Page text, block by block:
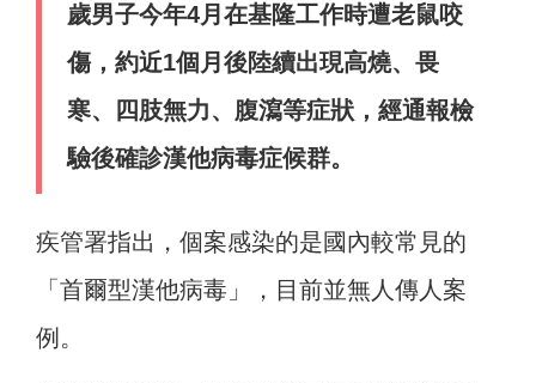
歲男子今年4月在基隆工作時遭老鼠咬
傷，約近1個月後陸續出現高燒、畏
寒、四肢無力、腹瀉等症狀，經通報檢
驗後確診漢他病毒症候群。
疾管署指出，個案感染的是國內較常見的
「首爾型漢他病毒」，目前並無人傳人案
例。